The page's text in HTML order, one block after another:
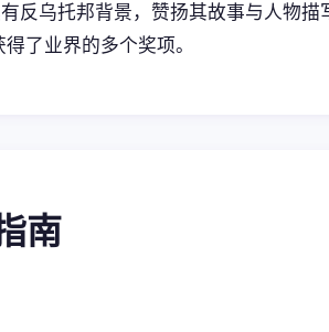
反乌托邦背景，赞扬其故事与人物描
了业界的多个奖项。
南